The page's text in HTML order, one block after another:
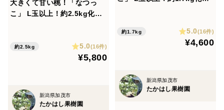
大きくて甘い桃！「なつっ
こ」 L玉以上！約2.5kg化粧
約2.5kg 5.0(16件)
¥5,800
新潟県加茂市
たかはし果樹園
約1.7kg 5.0(16件)
¥4,600
新潟県加茂市
たかはし果樹園